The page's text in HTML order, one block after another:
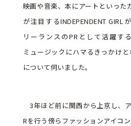
映画や音楽、本にアートといった
が注目するINDEPENDENT
リーランスのPRとして活躍す
ミュージックにハマるきっかけ
について伺いました。
3年ほど前に関西から上京し、
Rを行う傍らファッションアイコ